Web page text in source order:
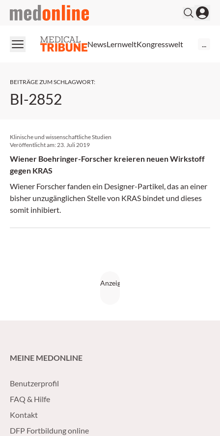
medonline
NewsLernweltKongresswelt
BEITRÄGE ZUM SCHLAGWORT:
BI-2852
Klinische und wissenschaftliche Studien
Veröffentlicht am:23. Juli 2019
Wiener Boehringer-Forscher kreieren neuen Wirkstoff
gegen KRAS
Wiener Forscher fanden ein Designer-Partikel, das an einer
bisher unzugänglichen Stelle von KRAS bindet und dieses
somit inhibiert.
MEINE MEDONLINE
Benutzerprofil
FAQ & Hilfe
Kontakt
DFP Fortbildung online